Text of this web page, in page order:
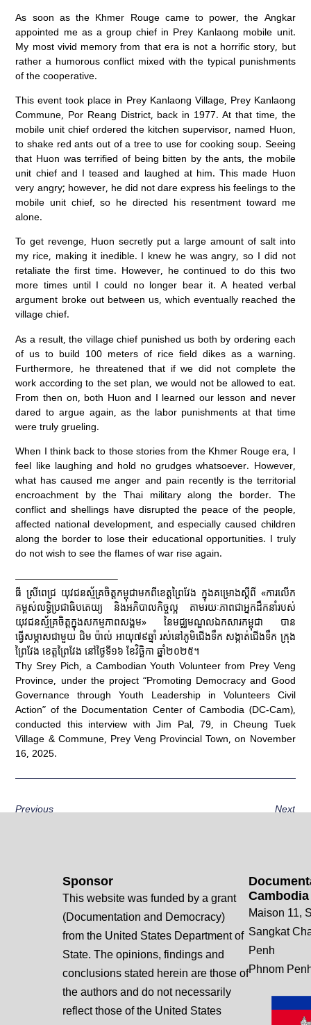
As soon as the Khmer Rouge came to power, the Angkar
appointed me as a group chief in Prey Kanlaong mobile unit.
My most vivid memory from that era is not a horrific story, but
rather a humorous conflict mixed with the typical punishments
of the cooperative.
This event took place in Prey Kanlaong Village, Prey Kanlaong
Commune, Por Reang District, back in 1977. At that time, the
mobile unit chief ordered the kitchen supervisor, named Huon,
to shake red ants out of a tree to use for cooking soup. Seeing
that Huon was terrified of being bitten by the ants, the mobile
unit chief and I teased and laughed at him. This made Huon
very angry; however, he did not dare express his feelings to the
mobile unit chief, so he directed his resentment toward me
alone.
To get revenge, Huon secretly put a large amount of salt into
my rice, making it inedible. I knew he was angry, so I did not
retaliate the first time. However, he continued to do this two
more times until I could no longer bear it. A heated verbal
argument broke out between us, which eventually reached the
village chief.
As a result, the village chief punished us both by ordering each
of us to build 100 meters of rice field dikes as a warning.
Furthermore, he threatened that if we did not complete the
work according to the set plan, we would not be allowed to eat.
From then on, both Huon and I learned our lesson and never
dared to argue again, as the labor punishments at that time
were truly grueling.
When I think back to those stories from the Khmer Rouge era, I
feel like laughing and hold no grudges whatsoever. However,
what has caused me anger and pain recently is the territorial
encroachment by the Thai military along the border. The
conflict and shellings have disrupted the peace of the people,
affected national development, and especially caused children
along the border to lose their educational opportunities. I truly
do not wish to see the flames of war rise again.
——————————–
ធី ស្រីពេជ្រ យុវជនស្ម័គ្រចិត្តកម្ពុជាមកពីខេត្តព្រៃវែង ក្នុងគម្រោងស្តីពី «ការលើក
កម្ពស់លទ្ធិប្រជាធិបតេយ្យ និងអភិបាលកិច្ចល្អ តាមរយៈភាពជាអ្នកដឹកនាំរបស់
យុវជនស្ម័គ្រចិត្តក្នុងសកម្មភាពសង្គម» នៃមជ្ឈមណ្ឌលឯកសារកម្ពុជា បាន
ធ្វើសម្ភាសជាមួយ ជិម ប៉ាល់ អាយុ៧៩ឆ្នាំ រស់នៅភូមិជើងទឹក សង្កាត់ជើងទឹក ក្រុង
ព្រៃវែង ខេត្តព្រៃវែង នៅថ្ងៃទី១៦ ខែវិច្ឆិកា ឆ្នាំ២០២៥។
Thy Srey Pich, a Cambodian Youth Volunteer from Prey Veng
Province, under the project “Promoting Democracy and Good
Governance through Youth Leadership in Volunteers Civil
Action” of the Documentation Center of Cambodia (DC-Cam),
conducted this interview with Jim Pal, 79, in Cheung Tuek
Village & Commune, Prey Veng Provincial Town, on November
16, 2025.
Previous Next
Cambodia
Maison 11,
Sangkat
Penh
Phnom
Sponsor
This website was funded by a grant
(Documentation and Democracy)
from the United States Department of
State. The opinions, findings and
conclusions stated herein are those of
the authors and do not necessarily
reflect those of the United States